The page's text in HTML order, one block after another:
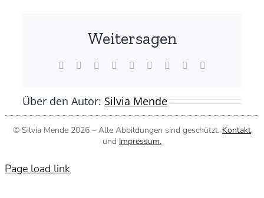
Weitersagen
Facebook Reddit LinkedInWhatsApp
TumblrPinterest
Über den Autor: Silvia Mende
© Silvia Mende 2026 – Alle Abbildungen sind geschützt. Kontakt
und Impressum.
Page load link